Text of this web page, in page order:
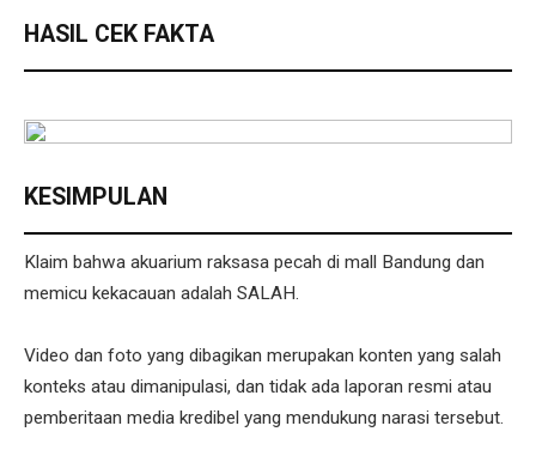
HASIL CEK FAKTA
KESIMPULAN
Klaim bahwa akuarium raksasa pecah di mall Bandung dan
memicu kekacauan adalah SALAH.
Video dan foto yang dibagikan merupakan konten yang salah
konteks atau dimanipulasi, dan tidak ada laporan resmi atau
pemberitaan media kredibel yang mendukung narasi tersebut.